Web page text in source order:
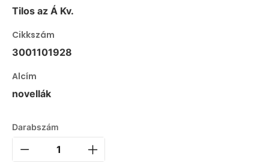
Tilos az Á Kv.
Cikkszám
3001101928
Alcím
novellák
Darabszám